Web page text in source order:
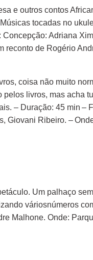
e outros contos
tocadas no
Adriana
reconto de Rogério
coisa não muito
livros, mas acha
– Duração: 45 min –
Ribeiro. –
Um palhaço
váriosnúmeros
Malhone. Onde: